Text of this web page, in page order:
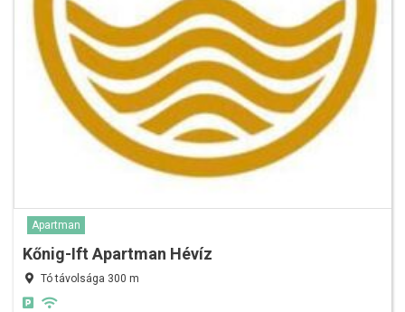
Apartman
Kőnig-Ift Apartman Hévíz
Tó távolsága 300 m